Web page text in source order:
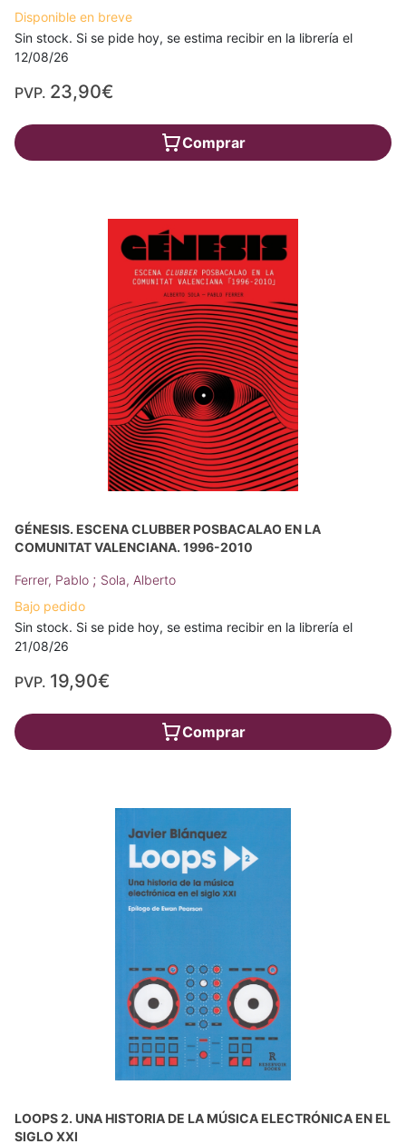
Disponible en breve
Sin stock. Si se pide hoy, se estima recibir en la librería el
12/08/26
PVP. 23,90€
Comprar
GÉNESIS. ESCENA CLUBBER POSBACALAO EN LA
COMUNITAT VALENCIANA. 1996-2010
Ferrer, Pablo ; Sola, Alberto
Bajo pedido
Sin stock. Si se pide hoy, se estima recibir en la librería el
21/08/26
PVP. 19,90€
Comprar
LOOPS 2. UNA HISTORIA DE LA MÚSICA ELECTRÓNICA EN EL
SIGLO XXI